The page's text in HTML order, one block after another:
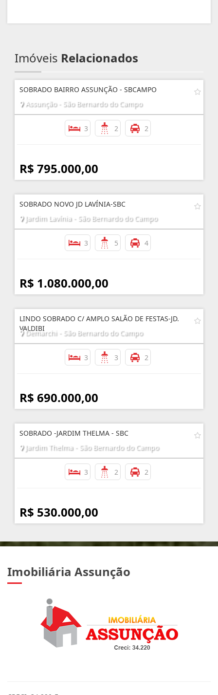
Imóveis Relacionados
SOBRADO BAIRRO ASSUNÇÃO - SBCAMPO
Assunção - São Bernardo do Campo
3 2 2
R$ 795.000,00
SOBRADO NOVO JD LAVÍNIA-SBC
Jardim Lavínia - São Bernardo do Campo
3 5 4
R$ 1.080.000,00
LINDO SOBRADO C/ AMPLO SALÃO DE FESTAS-JD.
VALDIBI
Demarchi - São Bernardo do Campo
3 3 2
R$ 690.000,00
SOBRADO -JARDIM THELMA - SBC
Jardim Thelma - São Bernardo do Campo
3 2 2
R$ 530.000,00
Imobiliária Assunção